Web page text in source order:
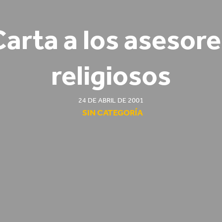
a los
religiosos
24 DE ABRIL DE 2001
SIN CATEGORÍA